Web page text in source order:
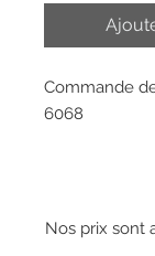
Commande
6068
Nos prix sont